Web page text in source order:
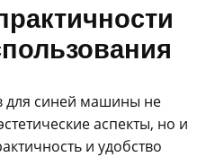
для синей машины не
аспекты, но и
и удобство